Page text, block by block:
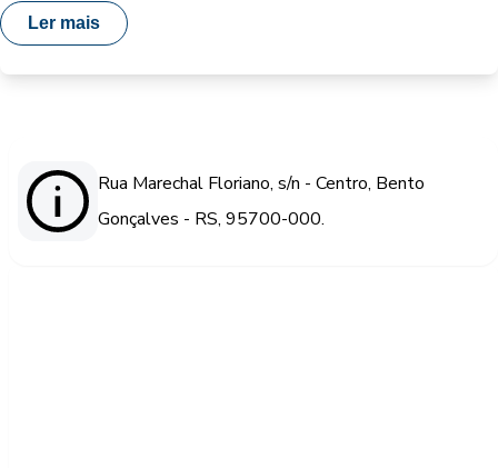
Ler mais
Rua Marechal Floriano, s/n - Centro, Bento
Gonçalves - RS, 95700-000.